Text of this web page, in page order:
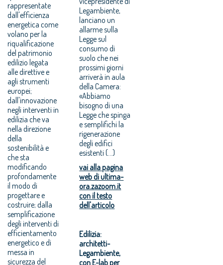
rappresentate
dall'efficienza
energetica come
volano per la
riqualificazione
del patrimonio
edilizio legata
alle direttive e
agli strumenti
europei;
dall'innovazione
negli interventi in
edilizia che va
nella direzione
della
sostenibilità e
che sta
modificando
profondamente
il modo di
progettare e
costruire; dalla
semplificazione
degli interventi di
efficientamento
energetico e di
messa in
sicurezza del
Legambiente,
lanciano un
allarme‎ sulla
Legge sul
consumo di
suolo che nei
prossimi giorni
arriverà in aula
della Camera:
«Abbiamo
bisogno di una
Legge che spinga
e semplifichi la
rigenerazione
degli edifici
esistenti (...)
vai alla pagina
web di ultima-
ora.zazoom.it
con il testo
dell'articolo
Edilizia:
architetti-
Legambiente,
con E-lab per